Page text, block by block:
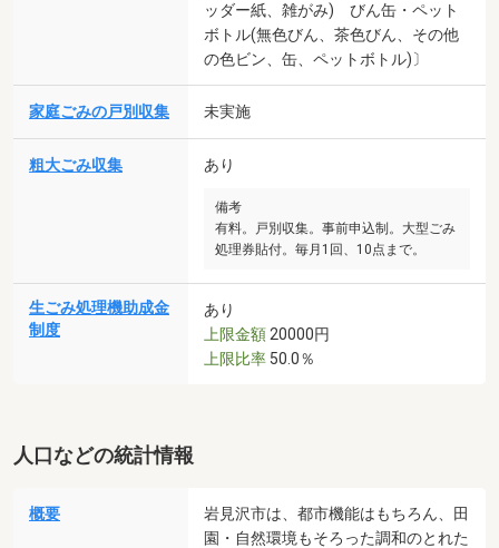
ッダー紙、雑がみ) びん缶・ペット
ボトル(無色びん、茶色びん、その他
の色ビン、缶、ペットボトル)〕
家庭ごみの戸別収集 未実施
粗大ごみ収集 あり
備考
有料。戸別収集。事前申込制。大型ごみ
処理券貼付。毎月1回、10点まで。
生ごみ処理機助成金
制度
あり
上限金額 20000円
上限比率 50.0％
人口などの統計情報
概要
岩見沢市は、都市機能はもちろん、田
園・自然環境もそろった調和のとれた